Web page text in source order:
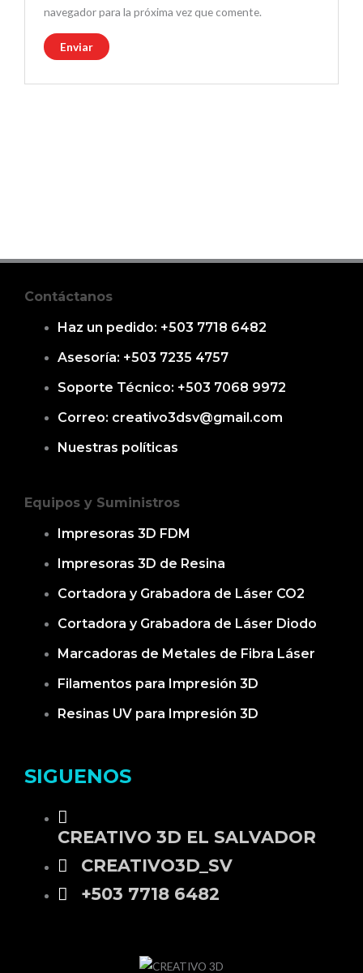
navegador para la próxima vez que comente.
Contáctanos
Haz un pedido: +503 7718 6482
Asesoría: +503 7235 4757
Soporte Técnico: +503 7068 9972
Correo: creativo3dsv@gmail.com
Nuestras políticas
Equipos y Suministros
Impresoras 3D FDM
Impresoras 3D de Resina
Cortadora y Grabadora de Láser CO2
Cortadora y Grabadora de Láser Diodo
Marcadoras de Metales de Fibra Láser
Filamentos para Impresión 3D
Resinas UV para Impresión 3D
SIGUENOS
CREATIVO 3D EL SALVADOR
CREATIVO3D_SV
+503 7718 6482